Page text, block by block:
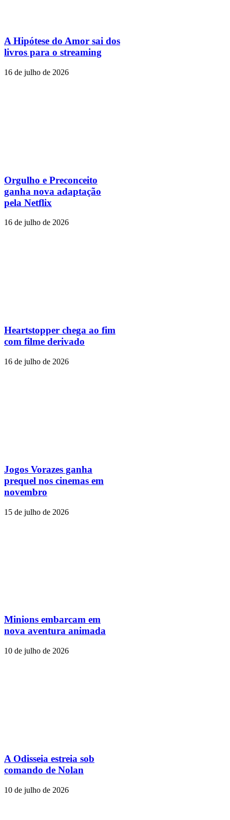
A Hipótese do Amor sai dos
livros para o streaming
16 de julho de 2026
Orgulho e Preconceito
ganha nova adaptação
pela Netflix
16 de julho de 2026
Heartstopper chega ao fim
com filme derivado
16 de julho de 2026
Jogos Vorazes ganha
prequel nos cinemas em
novembro
15 de julho de 2026
Minions embarcam em
nova aventura animada
10 de julho de 2026
A Odisseia estreia sob
comando de Nolan
10 de julho de 2026